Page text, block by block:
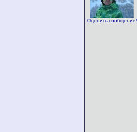
Оценить сообщение!